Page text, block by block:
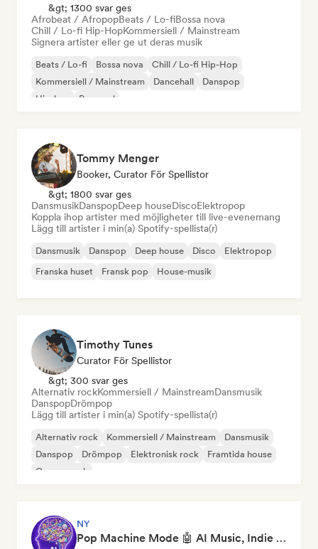
&gt; 1300 svar ges
Afrobeat / AfropopBeats / Lo-fiBossa nova
Chill / Lo-fi Hip-HopKommersiell / Mainstream
Signera artister eller ge ut deras musik
Beats / Lo-fi Bossa nova
Chill / Lo-fi Hip-Hop
Kommersiell / Mainstream
Dancehall
Danspop
Hip-hop
Pop soul
Tommy Menger
Booker, Curator För Spellistor
&gt; 1800 svar ges
DansmusikDanspopDeep houseDiscoElektropop
Koppla ihop artister med möjligheter till live-evenemang
Lägg till artister i min(a) Spotify-spellista(r)
Dansmusik Danspop Deep house Disco
Elektropop
Franska huset
Fransk pop House-musik
Timothy Tunes
Curator För Spellistor
&gt; 300 svar ges
Alternativ rockKommersiell / MainstreamDansmusik
DanspopDrömpop
Lägg till artister i min(a) Spotify-spellista(r)
Alternativ rock Kommersiell / Mainstream
Dansmusik
Danspop
Drömpop Elektronisk rock
Framtida house
Garage rock
NY
Pop Machine Mode 🤖 AI Music, Indie Pop & Dream Pop